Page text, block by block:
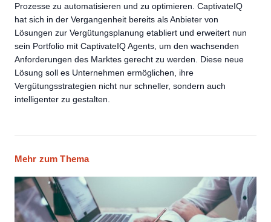
Prozesse zu automatisieren und zu optimieren. CaptivateIQ
hat sich in der Vergangenheit bereits als Anbieter von
Lösungen zur Vergütungsplanung etabliert und erweitert nun
sein Portfolio mit CaptivateIQ Agents, um den wachsenden
Anforderungen des Marktes gerecht zu werden. Diese neue
Lösung soll es Unternehmen ermöglichen, ihre
Vergütungsstrategien nicht nur schneller, sondern auch
intelligenter zu gestalten.
Mehr zum Thema